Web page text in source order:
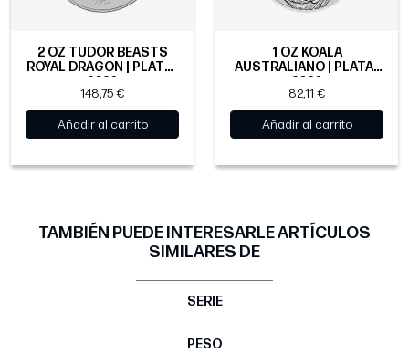
2 OZ TUDOR BEASTS
ROYAL DRAGON | PLATA |
2026
148,75 €
Añadir al carrito
1 OZ KOALA
AUSTRALIANO | PLATA |
2026
82,11 €
Añadir al carrito
TAMBIÉN PUEDE INTERESARLE ARTÍCULOS
SIMILARES DE
SERIE
PESO